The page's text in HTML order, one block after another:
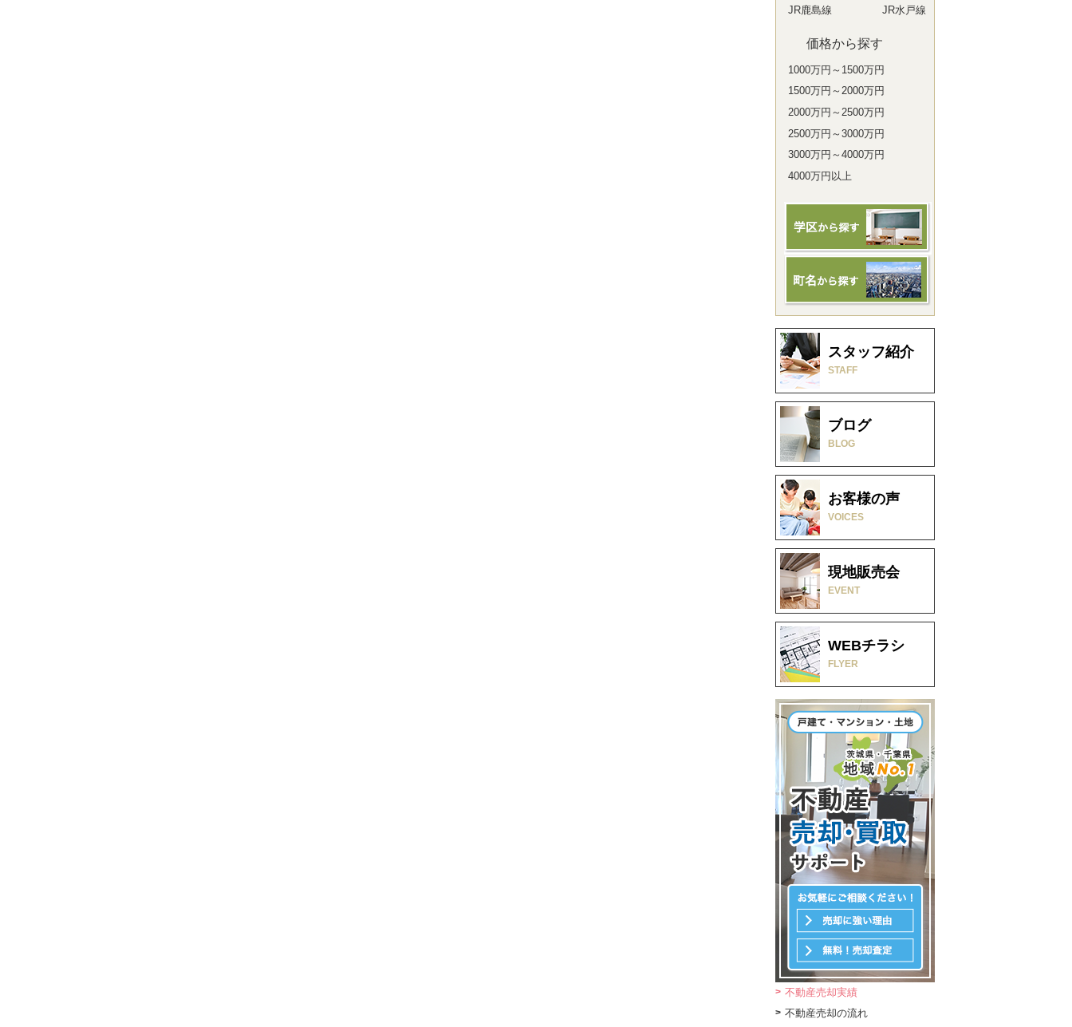
JR鹿島線
JR水戸線
価格から探す
1000万円～1500万円
1500万円～2000万円
2000万円～2500万円
2500万円～3000万円
3000万円～4000万円
4000万円以上
スタッフ紹介
STAFF
ブログ
BLOG
お客様の声
VOICES
現地販売会
EVENT
WEBチラシ
FLYER
不動産売却実績
不動産売却の流れ